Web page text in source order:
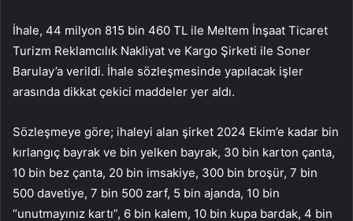
İhale, 44 milyon 815 bin 460 TL ile Meltem İnşaat Ticaret
Turizm Reklamcılık Nakliyat ve Kargo Şirketi ile Soner
Barulay’a verildi. İhale sözleşmesinde yapılacak işler
arasında dikkat çekici maddeler yer aldı.
Sözleşmeye göre; ihaleyi alan şirket 2024 Ekim’e kadar bin
kırlangıç bayrak ve bin yelken bayrak, 30 bin karton çanta,
10 bin bez çanta, 20 bin imsakiye, 300 bin broşür, 7 bin
500 davetiye, 7 bin 500 zarf, 5 bin ajanda, 10 bin
“unutmayınız kartı”, 6 bin kalem, 10 bin kupa bardak, 4 bin